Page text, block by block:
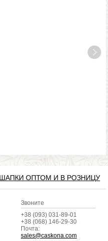
ШАПКИ ОПТОМ И В РОЗНИЦУ
Звоните
+38 (093) 031-89-01
+38 (068) 146-29-30
Почта:
sales@caskona.com